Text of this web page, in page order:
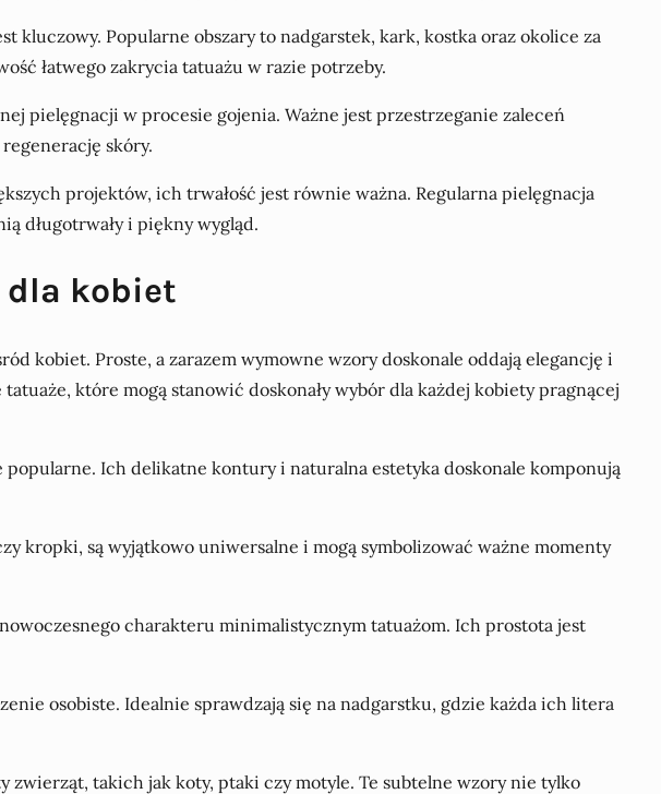
kluczowy. Popularne obszary to nadgarstek, kark, kostka oraz okolice za
łatwego zakrycia tatuażu w razie potrzeby.
pielęgnacji w procesie gojenia. Ważne jest przestrzeganie zaleceń
skóry.
projektów, ich trwałość jest równie ważna. Regularna pielęgnacja
długotrwały i piękny wygląd.
dla kobiet
kobiet. Proste, a zarazem wymowne wzory doskonale oddają elegancję i
które mogą stanowić doskonały wybór dla każdej kobiety pragnącej
Ich delikatne kontury i naturalna estetyka doskonale komponują
kropki, są wyjątkowo uniwersalne i mogą symbolizować ważne momenty
charakteru minimalistycznym tatuażom. Ich prostota jest
osobiste. Idealnie sprawdzają się na nadgarstku, gdzie każda ich litera
takich jak koty, ptaki czy motyle. Te subtelne wzory nie tylko